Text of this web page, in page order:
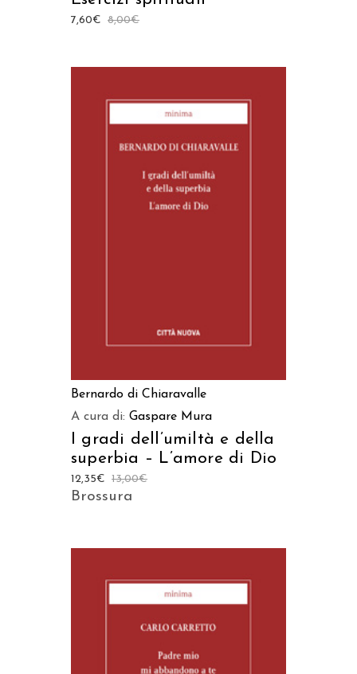
8,00€
7,60€
Bernardo di Chiaravalle
A cura di: Gaspare Mura
I gradi dell’umiltà e della
superbia – L’amore di Dio
13,00€
12,35€
Brossura